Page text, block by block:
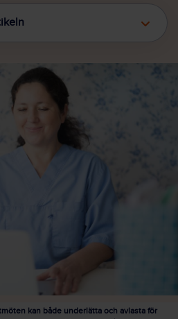
kan både underlätta och avlasta för